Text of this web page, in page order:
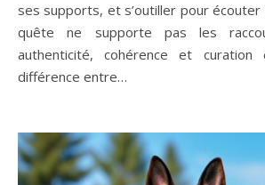
ses supports, et s’outiller pour
quête ne supporte pas les
authenticité, cohérence et
différence entre…